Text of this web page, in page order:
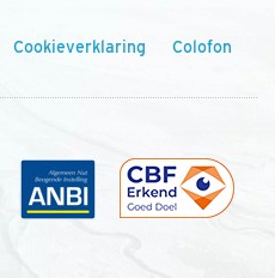
Cookieverklaring Colofon